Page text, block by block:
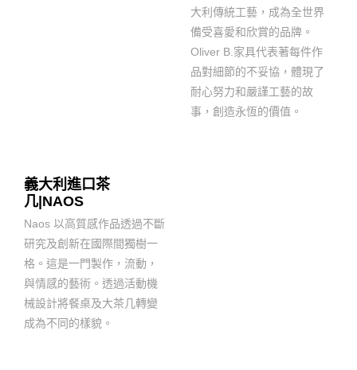
大利傳統工藝，成為全世界
備受喜愛和欣賞的品牌。
Oliver B.家具代表著每件作
品對細節的不妥協，體現了
耐心努力和嚴謹工藝的故
事，創造永恆的價值。
義大利進口茶
几|NAOS
Naos 以高質感作品透過不斷
研究及創新在國際間獨樹一
格。這是一門製作，流動，
與情感的藝術。透過活動機
械設計將餐桌及大茶几轉變
成為不同的樣貌。